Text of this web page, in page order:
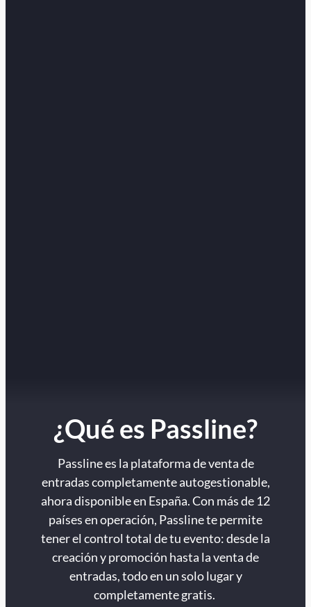
¿Qué es Passline?
Passline es la plataforma de venta de
entradas completamente autogestionable,
ahora disponible en España. Con más de 12
países en operación, Passline te permite
tener el control total de tu evento: desde la
creación y promoción hasta la venta de
entradas, todo en un solo lugar y
completamente gratis.